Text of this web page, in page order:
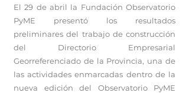
El 29 de abril la Fundación Observatorio
PyME presentó los resultados
preliminares del trabajo de construcción
del Directorio Empresarial
Georreferenciado de la Provincia, una de
las actividades enmarcadas dentro de la
nueva edición del Observatorio PyME